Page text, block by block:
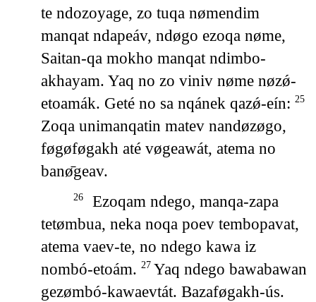
te ndozoyage, zo tuqa nømendim
manqat ndapeáv, ndøgo ezoqa nøme,
Saitan-qa mokho manqat ndimbo-
akhayam. Yaq no zo viniv nøme nøzǿ-
etoamák. Geté no sa nqánek qazǿ-eín: 25
Zoqa unimanqatin matev nandøzøgo,
føgøføgakh até vøgeawát, atema no
banø̄geav.
26
Ezoqam ndego, manqa-zapa
tetømbua, neka noqa poev tembopavat,
atema vaev-te, no ndego kawa iz
nombó-etoám. 27 Yaq ndego bawabawan
gezømbó-kawaevtát. Bazaføgakh-ús.